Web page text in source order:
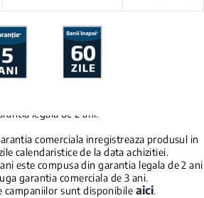
legala de 2 ani.
comerciala inregistreaza produsul in
calendaristice de la data achizitiei.
este compusa din garantia legala de 2 ani
garantia comerciala de 3 ani.
campaniilor sunt disponibile aici.